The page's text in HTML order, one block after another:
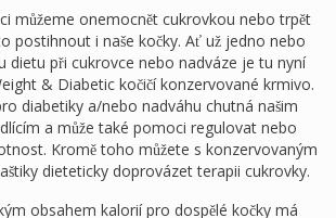
můžeme onemocnět cukrovkou nebo trpět
postihnout i naše kočky. Ať už jedno nebo
dietu při cukrovce nebo nadváze je tu nyní
& Diabetic kočičí konzervované krmivo.
diabetiky a/nebo nadváhu chutná našim
a může také pomoci regulovat nebo
Kromě toho můžete s konzervovaným
dieteticky doprovázet terapii cukrovky.
obsahem kalorií pro dospělé kočky má